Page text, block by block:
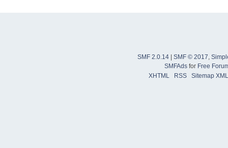
SMF 2.0.14 SMF © 2017,
SMFAdsfor Free
XHTML
RSS Sitemap XML